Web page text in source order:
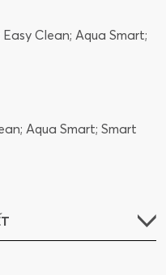
Easy Clean; Aqua Smart;
Aqua Smart; Smart